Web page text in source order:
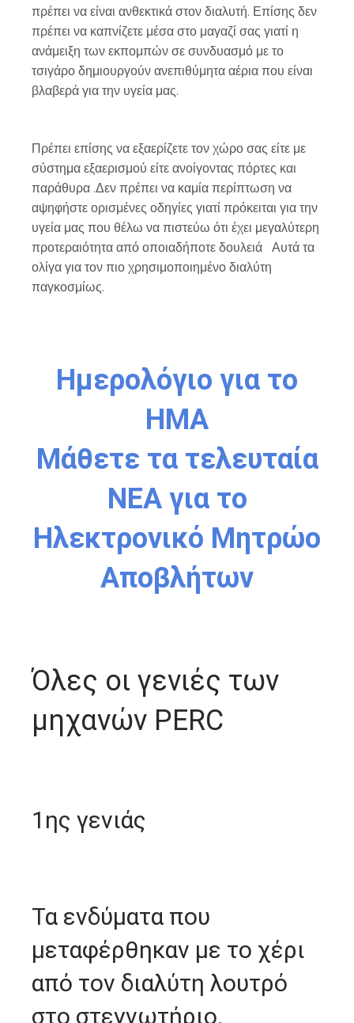
πρέπει να είναι ανθεκτικά στον διαλυτή. Επίσης δεν
πρέπει να καπνίζετε μέσα στο μαγαζί σας γιατί η
ανάμειξη των εκπομπών σε συνδυασμό με το
τσιγάρο δημιουργούν ανεπιθύμητα αέρια που είναι
βλαβερά για την υγεία μας.
Πρέπει επίσης να εξαερίζετε τον χώρο σας είτε με
σύστημα εξαερισμού είτε ανοίγοντας πόρτες και
παράθυρα .Δεν πρέπει να καμία περίπτωση να
αψηφήστε ορισμένες οδηγίες γιατί πρόκειται για την
υγεία μας που θέλω να πιστεύω ότι έχει μεγαλύτερη
προτεραιότητα από οποιαδήποτε δουλειά Αυτά τα
ολίγα για τον πιο χρησιμοποιημένο διαλύτη
παγκοσμίως.
Ημερολόγιο για το
ΗΜΑ
Μάθετε τα τελευταία
ΝΕΑ για το
Ηλεκτρονικό Μητρώο
Αποβλήτων
Όλες οι γενιές των
μηχανών PERC
1ης γενιάς
Τα ενδύματα που
μεταφέρθηκαν με το χέρι
από τον διαλύτη λουτρό
στο στεγνωτήριο.